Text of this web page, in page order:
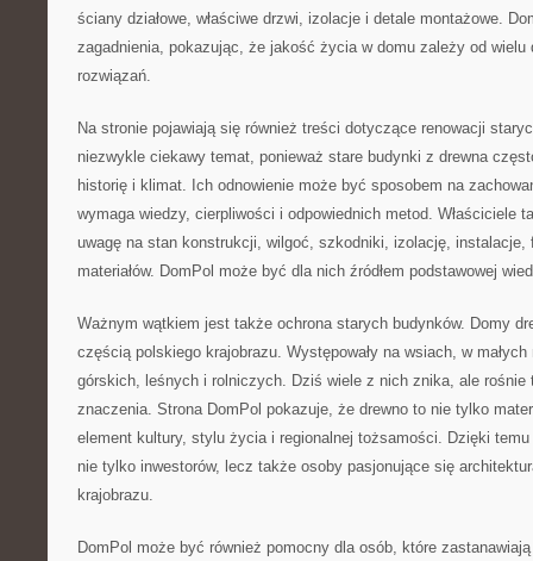
ściany działowe, właściwe drzwi, izolacje i detale montażowe.
zagadnienia, pokazując, że jakość życia w domu zależy od wielu
rozwiązań.
Na stronie pojawiają się również treści dotyczące renowacji
niezwykle ciekawy temat, ponieważ stare budynki z drewna
historię i klimat. Ich odnowienie może być sposobem na
wymaga wiedzy, cierpliwości i odpowiednich metod. Właściciele
uwagę na stan konstrukcji, wilgoć, szkodniki, izolację,
materiałów. DomPol może być dla nich źródłem podstawowej
Ważnym wątkiem jest także ochrona starych budynków. Domy
częścią polskiego krajobrazu. Występowały na wsiach, w
górskich, leśnych i rolniczych. Dziś wiele z nich znika, ale rośnie
znaczenia. Strona DomPol pokazuje, że drewno to nie tylko
element kultury, stylu życia i regionalnej tożsamości. Dzięki
nie tylko inwestorów, lecz także osoby pasjonujące się
krajobrazu.
DomPol może być również pomocny dla osób, które